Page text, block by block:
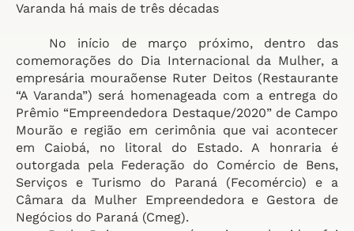
Varanda há mais de três décadas
No início de março próximo, dentro das
comemorações do Dia Internacional da Mulher, a
empresária mouraõense Ruter Deitos (Restaurante
“A Varanda”) será homenageada com a entrega do
Prêmio “Empreendedora Destaque/2020” de Campo
Mourão e região em cerimônia que vai acontecer
em Caiobá, no litoral do Estado. A honraria é
outorgada pela Federação do Comércio de Bens,
Serviços e Turismo do Paraná (Fecomércio) e a
Câmara da Mulher Empreendedora e Gestora de
Negócios do Paraná (Cmeg).